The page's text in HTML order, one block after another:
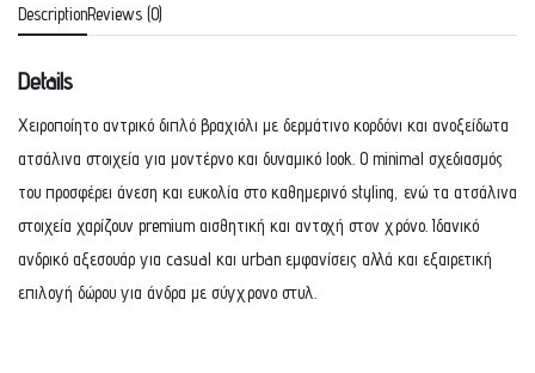
DescriptionReviews (0)
Details
Χειροποίητο αντρικό διπλό βραχιόλι με δερμάτινο κορδόνι και ανοξείδωτα
ατσάλινα στοιχεία για μοντέρνο και δυναμικό look. Ο minimal σχεδιασμός
του προσφέρει άνεση και ευκολία στο καθημερινό styling, ενώ τα ατσάλινα
στοιχεία χαρίζουν premium αισθητική και αντοχή στον χρόνο. Ιδανικό
ανδρικό αξεσουάρ για casual και urban εμφανίσεις αλλά και εξαιρετική
επιλογή δώρου για άνδρα με σύγχρονο στυλ.